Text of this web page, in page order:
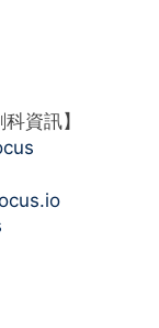
資訊】